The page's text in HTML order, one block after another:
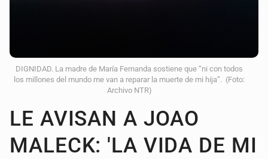
DIGNIDAD. La madre de María Fernanda sostiene que “ni con todos
los millones del mundo me van a reparar la muerte de mi hija”. (Foto:
Archivo NTR)
LE AVISAN A JOAO
MALECK: 'LA VIDA DE MI